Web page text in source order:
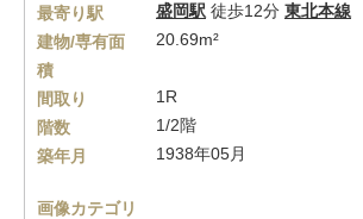
最寄り駅
盛岡駅 徒歩12分 東北本線
建物/専有面
積
20.69m²
間取り
1R
階数
1/2階
築年月
1938年05月
画像カテゴリ